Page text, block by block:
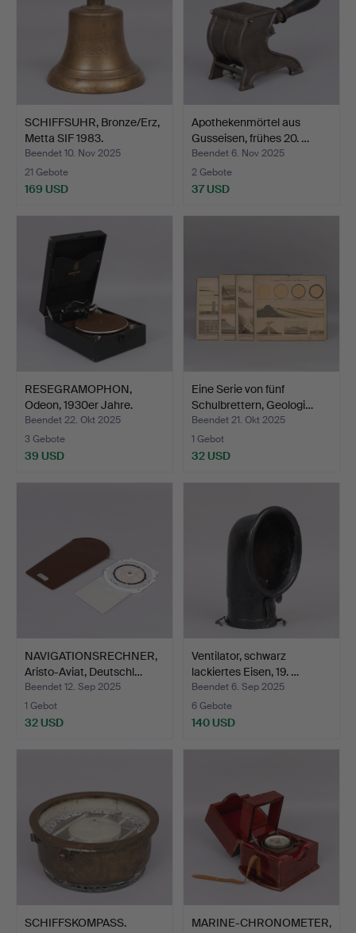
SCHIFFSUHR, Bronze/Erz,
Metta SIF 1983.
Beendet 10. Nov 2025
21 Gebote
169 USD
Apothekenmörtel aus
Gusseisen, frühes 20. …
Beendet 6. Nov 2025
2 Gebote
37 USD
RESEGRAMOPHON,
Odeon, 1930er Jahre.
Beendet 22. Okt 2025
3 Gebote
39 USD
Eine Serie von fünf
Schulbrettern, Geologi…
Beendet 21. Okt 2025
1 Gebot
32 USD
NAVIGATIONSRECHNER,
Aristo-Aviat, Deutschl…
Beendet 12. Sep 2025
1 Gebot
32 USD
Ventilator, schwarz
lackiertes Eisen, 19. …
Beendet 6. Sep 2025
6 Gebote
140 USD
SCHIFFSKOMPASS.
MARINE-CHRONOMETER,